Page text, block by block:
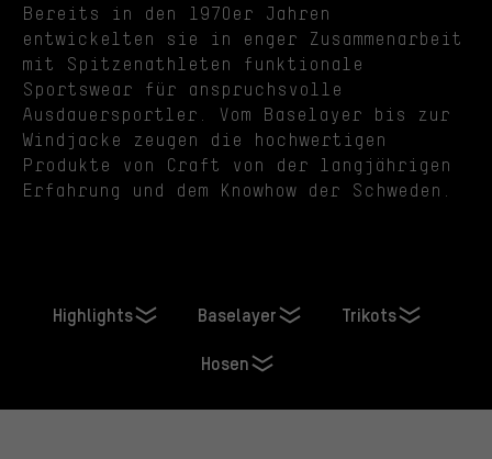
Bereits in den 1970er Jahren
entwickelten sie in enger Zusammenarbeit
mit Spitzenathleten funktionale
Sportswear für anspruchsvolle
Ausdauersportler. Vom Baselayer bis zur
Windjacke zeugen die hochwertigen
Produkte von Craft von der langjährigen
Erfahrung und dem Knowhow der Schweden.
Highlights Baselayer
Trikots
Hosen